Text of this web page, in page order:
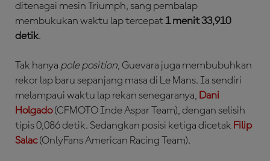
ditenagai mesin Triumph, sang pembalap
membukukan waktu lap tercepat1 menit 33,910
detik.
Tak hanya pole position, Guevara juga membubuhkan
rekor lap baru sepanjang masa di Le Mans. Ia sendiri
melampaui waktu lap rekan senegaranya, Dani
Holgado(CFMOTO Inde Aspar Team), dengan selisih
tipis 0,086 detik. Sedangkan posisi ketiga dicetak Filip
Salac(OnlyFans American Racing Team).